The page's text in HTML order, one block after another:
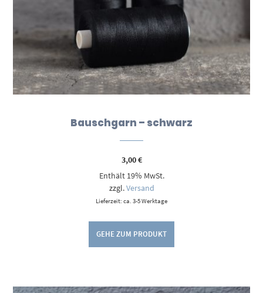
Bauschgarn – schwarz
3,00€
Enthält 19% MwSt.
zzgl.Versand
Lieferzeit: ca. 3-5 Werktage
GEHE ZUM PRODUKT